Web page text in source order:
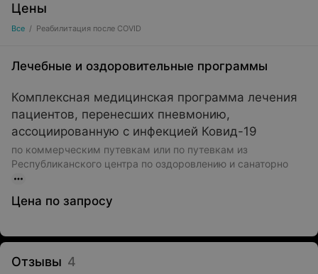
Цены
Все / Реабилитация после COVID
Лечебные и оздоровительные программы
Комплексная медицинская программа лечения
пациентов, перенесших пневмонию,
ассоциированную с инфекцией Ковид-19
по коммерческим путевкам или по путевкам из
Республиканского центра по оздоровлению и санаторно
Цена по запросу
Отзывы 4